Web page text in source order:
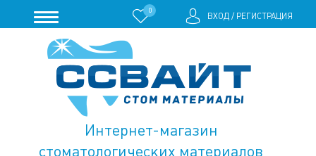
0
ВХОД/ РЕГИСТРАЦИЯ
Интернет-магазин
стоматологических материалов